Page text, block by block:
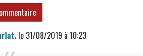
le 31/08/2019 à 10:23